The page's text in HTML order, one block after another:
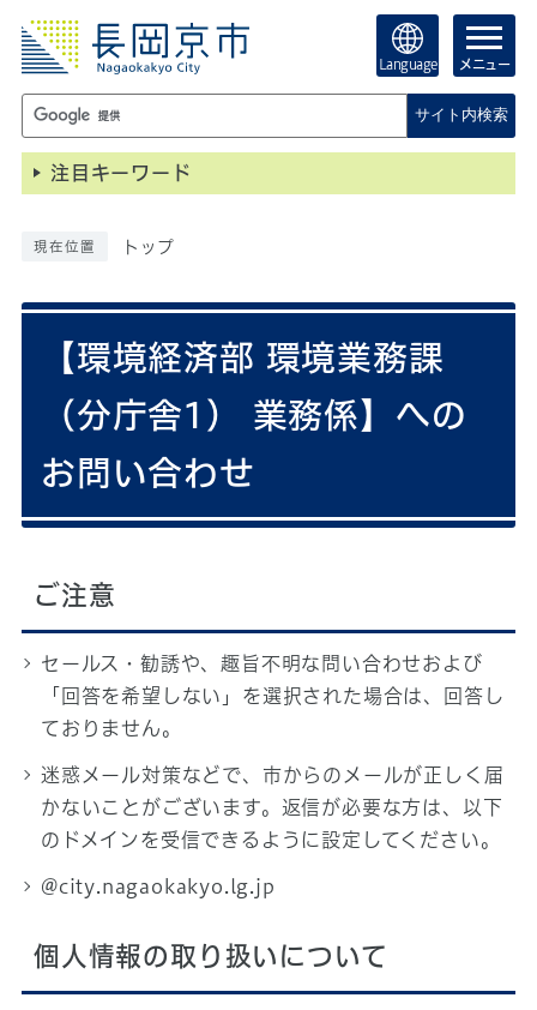
Language メニュー
サイト内検索
注目キーワード
現在位置 トップ
【環境経済部 環境業務課
（分庁舎1） 業務係】への
お問い合わせ
ご注意
セールス・勧誘や、趣旨不明な問い合わせおよび
「回答を希望しない」を選択された場合は、回答し
ておりません。
迷惑メール対策などで、市からのメールが正しく届
かないことがございます。返信が必要な方は、以下
のドメインを受信できるように設定してください。
@city.nagaokakyo.lg.jp
個人情報の取り扱いについて